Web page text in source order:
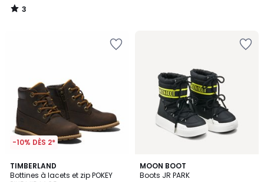
3
/
-10% DÈS 2*
TIMBERLAND
Bottines à lacets et zip POKEY
5
/
MOON BOOT
Boots JR PARK